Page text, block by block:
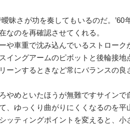
昧さが功を奏してもいるのだ。’60
なのを再確認させてくれる。
や車重で沈み込んでいるストロー
イングアームのピボットと後輪接
ーンするときなど常にバランスの
やめといたほうが無難ですサイン
ゆっくり曲がりにくくなるのを平
ッティングポイントを変えると、